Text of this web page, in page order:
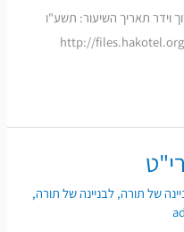
וידר תאריך השיעור: תשע"ו
של תורה,לבניינה של תורה,